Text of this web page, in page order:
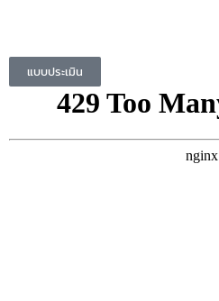
แบบประเมิน